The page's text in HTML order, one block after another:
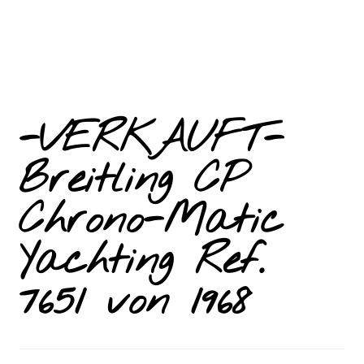
-VERKAUFT-
Breitling CP
Chrono-Matic
Yachting Ref.
7651 von 1968